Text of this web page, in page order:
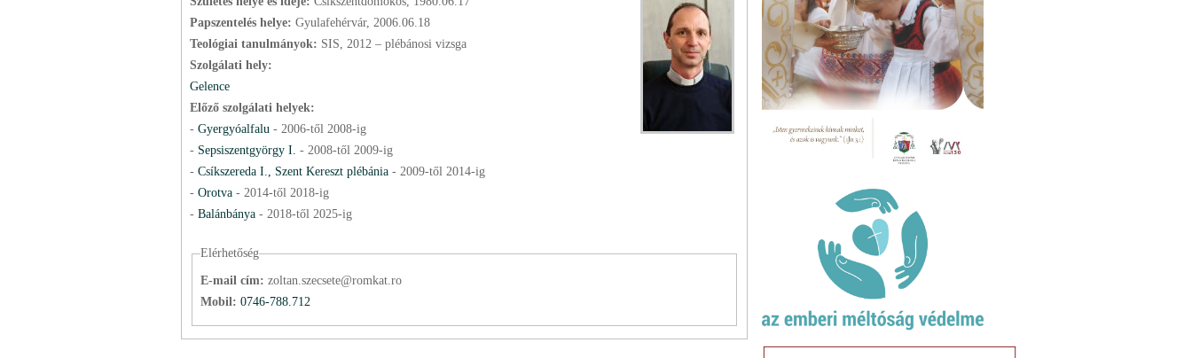
Papszentelés helye: Gyulafehérvár, 2006.06.18
Teológiai tanulmányok: SIS, 2012 – plébánosi vizsga
Szolgálati hely:
Gelence
Előző szolgálati helyek:
- Gyergyóalfalu - 2006-től 2008-ig
- Sepsiszentgyörgy I. - 2008-től 2009-ig
- Csíkszereda I., Szent Kereszt plébánia- 2009-től 2014-ig
- Orotva - 2014-től 2018-ig
- Balánbánya- 2018-től 2025-ig
Elérhetőség
E-mail cím: zoltan.szecsete@romkat.ro
Mobil: 0746-788.712